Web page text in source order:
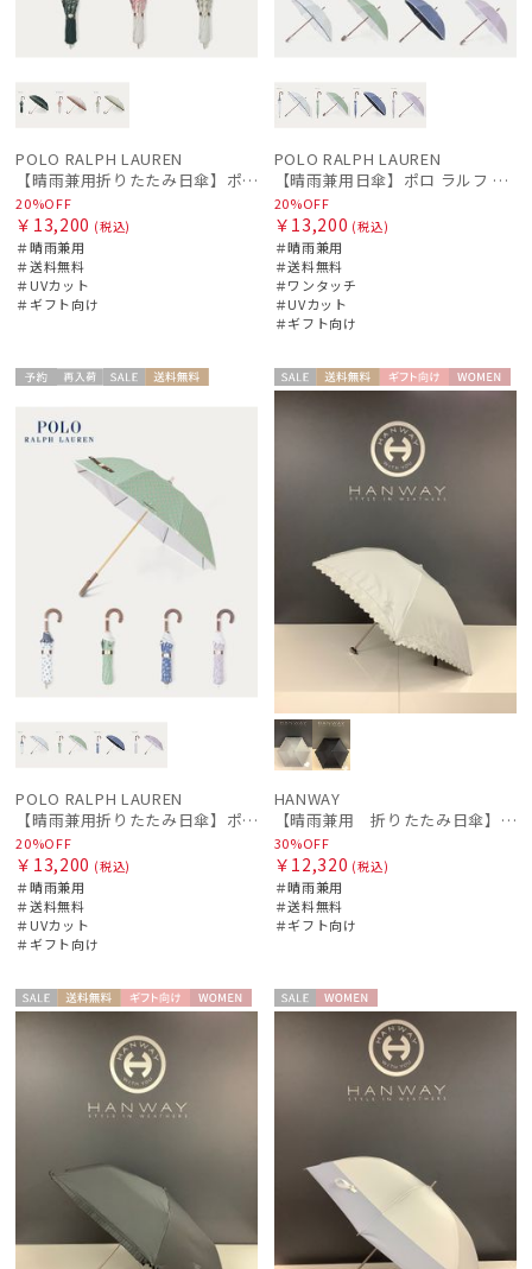
POLO RALPH LAUREN
【晴雨兼用折りたたみ日傘】ポロ ラルフ ローレン (POLO RALPH LAUREN) フローラル刺繍 遮光 遮熱 UV
20%OFF
￥13,200 (税込)
＃晴雨兼用
＃送料無料
＃UVカット
＃ギフト向け
POLO RALPH LAUREN
【晴雨兼用日傘】ポロ ラルフ ローレン (POLO RALPH LAUREN) WoodBloac Flower 遮光 UV 遮熱
20%OFF
￥13,200 (税込)
＃晴雨兼用
＃送料無料
＃ワンタッチ
＃UVカット
＃ギフト向け
荷
ギフト
向け
N
POLO RALPH LAUREN
【晴雨兼用折りたたみ日傘】ポロ ラルフ ローレン (POLO RALPH LAUREN) WoodBloac Flower 遮光 UV 遮熱
20%OFF
￥13,200 (税込)
＃晴雨兼用
＃送料無料
＃UVカット
＃ギフト向け
セー 送料無 ギフト
向け
WOME
HANWAY
【晴雨兼用 折りたたみ日傘】ハンウェイ（ＨＡＮＷＡＹ）Lace（レース）
30%OFF
￥12,320 (税込)
＃晴雨兼用
＃送料無料
＃ギフト向け
セー 送料無 ギフト
向け
WOME
セー WOME